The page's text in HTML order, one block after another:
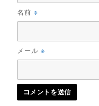
名前※
メール※